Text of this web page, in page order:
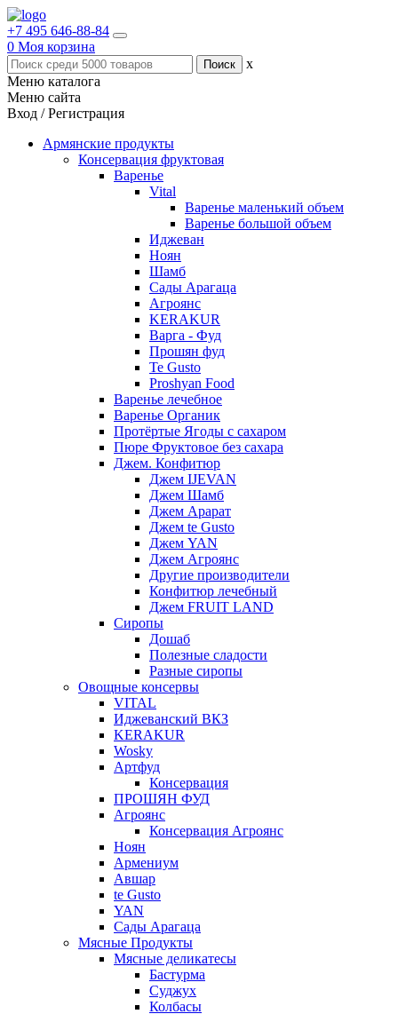
+7 495 646-88-84
0 Моя корзина
x
Меню каталога
Меню сайта
Вход / Регистрация
Армянские продукты
Консервация фруктовая
Варенье
Vital
Варенье маленький объем
Варенье большой объем
Иджеван
Ноян
Шамб
Сады Арагаца
Агроянс
KERAKUR
Варга - Фуд
Прошян фуд
Te Gusto
Proshyan Food
Варенье лечебное
Варенье Органик
Протёртые Ягоды с сахаром
Пюре Фруктовое без сахара
Джем. Конфитюр
Джем IJEVAN
Джем Шамб
Джем Арарат
Джем te Gusto
Джем YAN
Джем Агроянс
Другие производители
Конфитюр лечебный
Джем FRUIT LAND
Сиропы
Дошаб
Полезные сладости
Разные сиропы
Овощные консервы
VITAL
Иджеванский ВКЗ
KERAKUR
Wosky
Артфуд
Консервация
ПРОШЯН ФУД
Агроянс
Консервация Агроянс
Ноян
Армениум
Авшар
te Gusto
YAN
Сады Арагаца
Мясные Продукты
Мясные деликатесы
Бастурма
Суджух
Колбасы